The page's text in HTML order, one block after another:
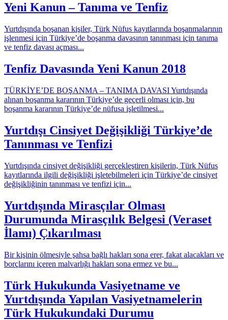
Yeni Kanun – Tanıma ve Tenfiz
Yurtdışında boşanan kişiler, Türk Nüfus kayıtlarında boşanmalarının
işlenmesi için Türkiye’de boşanma davasının tanınması için tanıma
ve tenfiz davası açması...
Tenfiz Davasında Yeni Kanun 2018
TÜRKİYE’DE BOŞANMA – TANIMA DAVASI Yurtdışında
alınan boşanma kararının Türkiye’de geçerli olması için, bu
boşanma kararının Türkiye’de nüfusa işletilmesi...
Yurtdışı Cinsiyet Değişikliği Türkiye’de
Tanınması ve Tenfizi
Yurtdışında cinsiyet değişikliği gerçekleştiren kişilerin, Türk Nüfus
kayıtlarında ilgili değişikliği işletebilmeleri için Türkiye’de cinsiyet
değişikliğinin tanınması ve tenfizi için...
Yurtdışında Mirasçılar Olması
Durumunda Mirasçılık Belgesi (Veraset
İlamı) Çıkarılması
Bir kişinin ölmesiyle şahsa bağlı hakları sona erer, fakat alacakları ve
borçlarını içeren malvarlığı hakları sona ermez ve bu...
Türk Hukukunda Vasiyetname ve
Yurtdışında Yapılan Vasiyetnamelerin
Türk Hukukundaki Durumu